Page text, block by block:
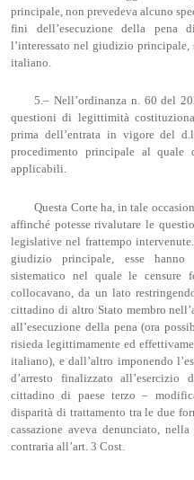
principale, non prevedeva alcuno
fini dell’esecuzione della
l’interessato nel giudizio
italiano.
5.– Nell’ordinanza n. 60 del
questioni di legittimità
prima dell’entrata in vigore del
procedimento principale al quale
applicabili.
Questa Corte ha, in tale
affinché potesse rivalutare le
legislative nel frattempo
giudizio principale, esse
sistematico nel quale le censure
collocavano, da un lato
cittadino di altro Stato membro
all’esecuzione della pena (ora
risieda legittimamente ed
italiano), e dall’altro imponendo
d’arresto finalizzato
cittadino di paese terzo –
disparità di trattamento tra le due
cassazione aveva denunciato,
contraria all’art. 3 Cost.